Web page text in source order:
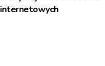
internetowych